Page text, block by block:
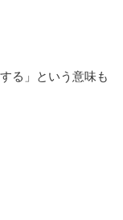
る」という意味も